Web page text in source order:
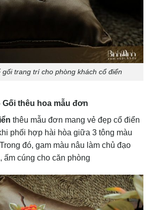
trang trí cho phòng khách cổ điển
thêu hoa mẫu đơn
thêu mẫu đơn mang vẻ đẹp cổ điển
phối hợp hài hòa giữa 3 tông màu
đó, gam màu nâu làm chủ đạo
ấm cúng cho căn phòng